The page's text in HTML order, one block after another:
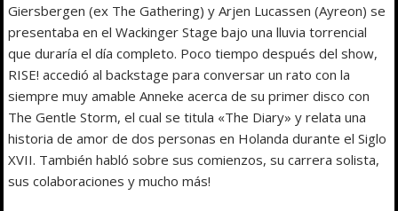
Giersbergen (ex The Gathering) y Arjen Lucassen (Ayreon) se
presentaba en el Wackinger Stage bajo una lluvia torrencial
que duraría el día completo. Poco tiempo después del show,
RISE! accedió al backstage para conversar un rato con la
siempre muy amable Anneke acerca de su primer disco con
The Gentle Storm, el cual se titula «The Diary» y relata una
historia de amor de dos personas en Holanda durante el Siglo
XVII. También habló sobre sus comienzos, su carrera solista,
sus colaboraciones y mucho más!